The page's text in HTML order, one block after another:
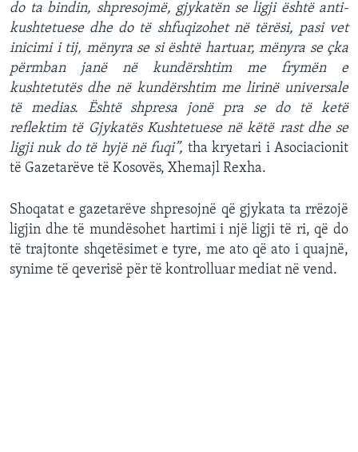
do ta bindin, shpresojmë, gjykatën se ligji është anti-
kushtetuese dhe do të shfuqizohet në tërësi, pasi vet
inicimi i tij, mënyra se si është hartuar, mënyra se çka
përmban janë në kundërshtim me frymën e
kushtetutës dhe në kundërshtim me lirinë universale
të medias. Është shpresa jonë pra se do të ketë
reflektim të Gjykatës Kushtetuese në këtë rast dhe se
ligji nuk do të hyjë në fuqi”, tha kryetari i Asociacionit
të Gazetarëve të Kosovës, Xhemajl Rexha.
Shoqatat e gazetarëve shpresojnë që gjykata ta rrëzojë
ligjin dhe të mundësohet hartimi i një ligji të ri, që do
të trajtonte shqetësimet e tyre, me ato që ato i quajnë,
synime të qeverisë për të kontrolluar mediat në vend.